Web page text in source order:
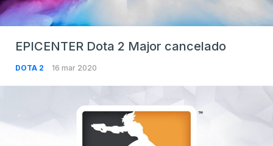
EPICENTER Dota 2 Major cancelado
DOTA 2 16 mar 2020